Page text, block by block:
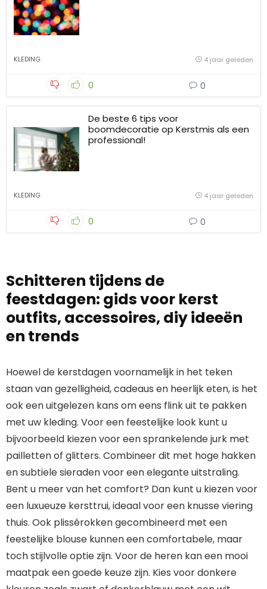
KLEDING 4 jaar geleden
0 0
De beste 6 tips voor
boomdecoratie op Kerstmis als een
professional!
KLEDING 4 jaar geleden
0 0
Schitteren tijdens de
feestdagen: gids voor kerst
outfits, accessoires, diy ideeën
en trends
Hoewel de kerstdagen voornamelijk in het teken
staan van gezelligheid, cadeaus en heerlijk eten, is het
ook een uitgelezen kans om eens flink uit te pakken
met uw kleding. Voor een feestelijke look kunt u
bijvoorbeeld kiezen voor een sprankelende jurk met
pailletten of glitters. Combineer dit met hoge hakken
en subtiele sieraden voor een elegante uitstraling.
Bent u meer van het comfort? Dan kunt u kiezen voor
een luxueuze kersttrui, ideaal voor een knusse viering
thuis. Ook plissérokken gecombineerd met een
feestelijke blouse kunnen een comfortabele, maar
toch stijlvolle optie zijn. Voor de heren kan een mooi
maatpak een goede keuze zijn. Kies voor donkere